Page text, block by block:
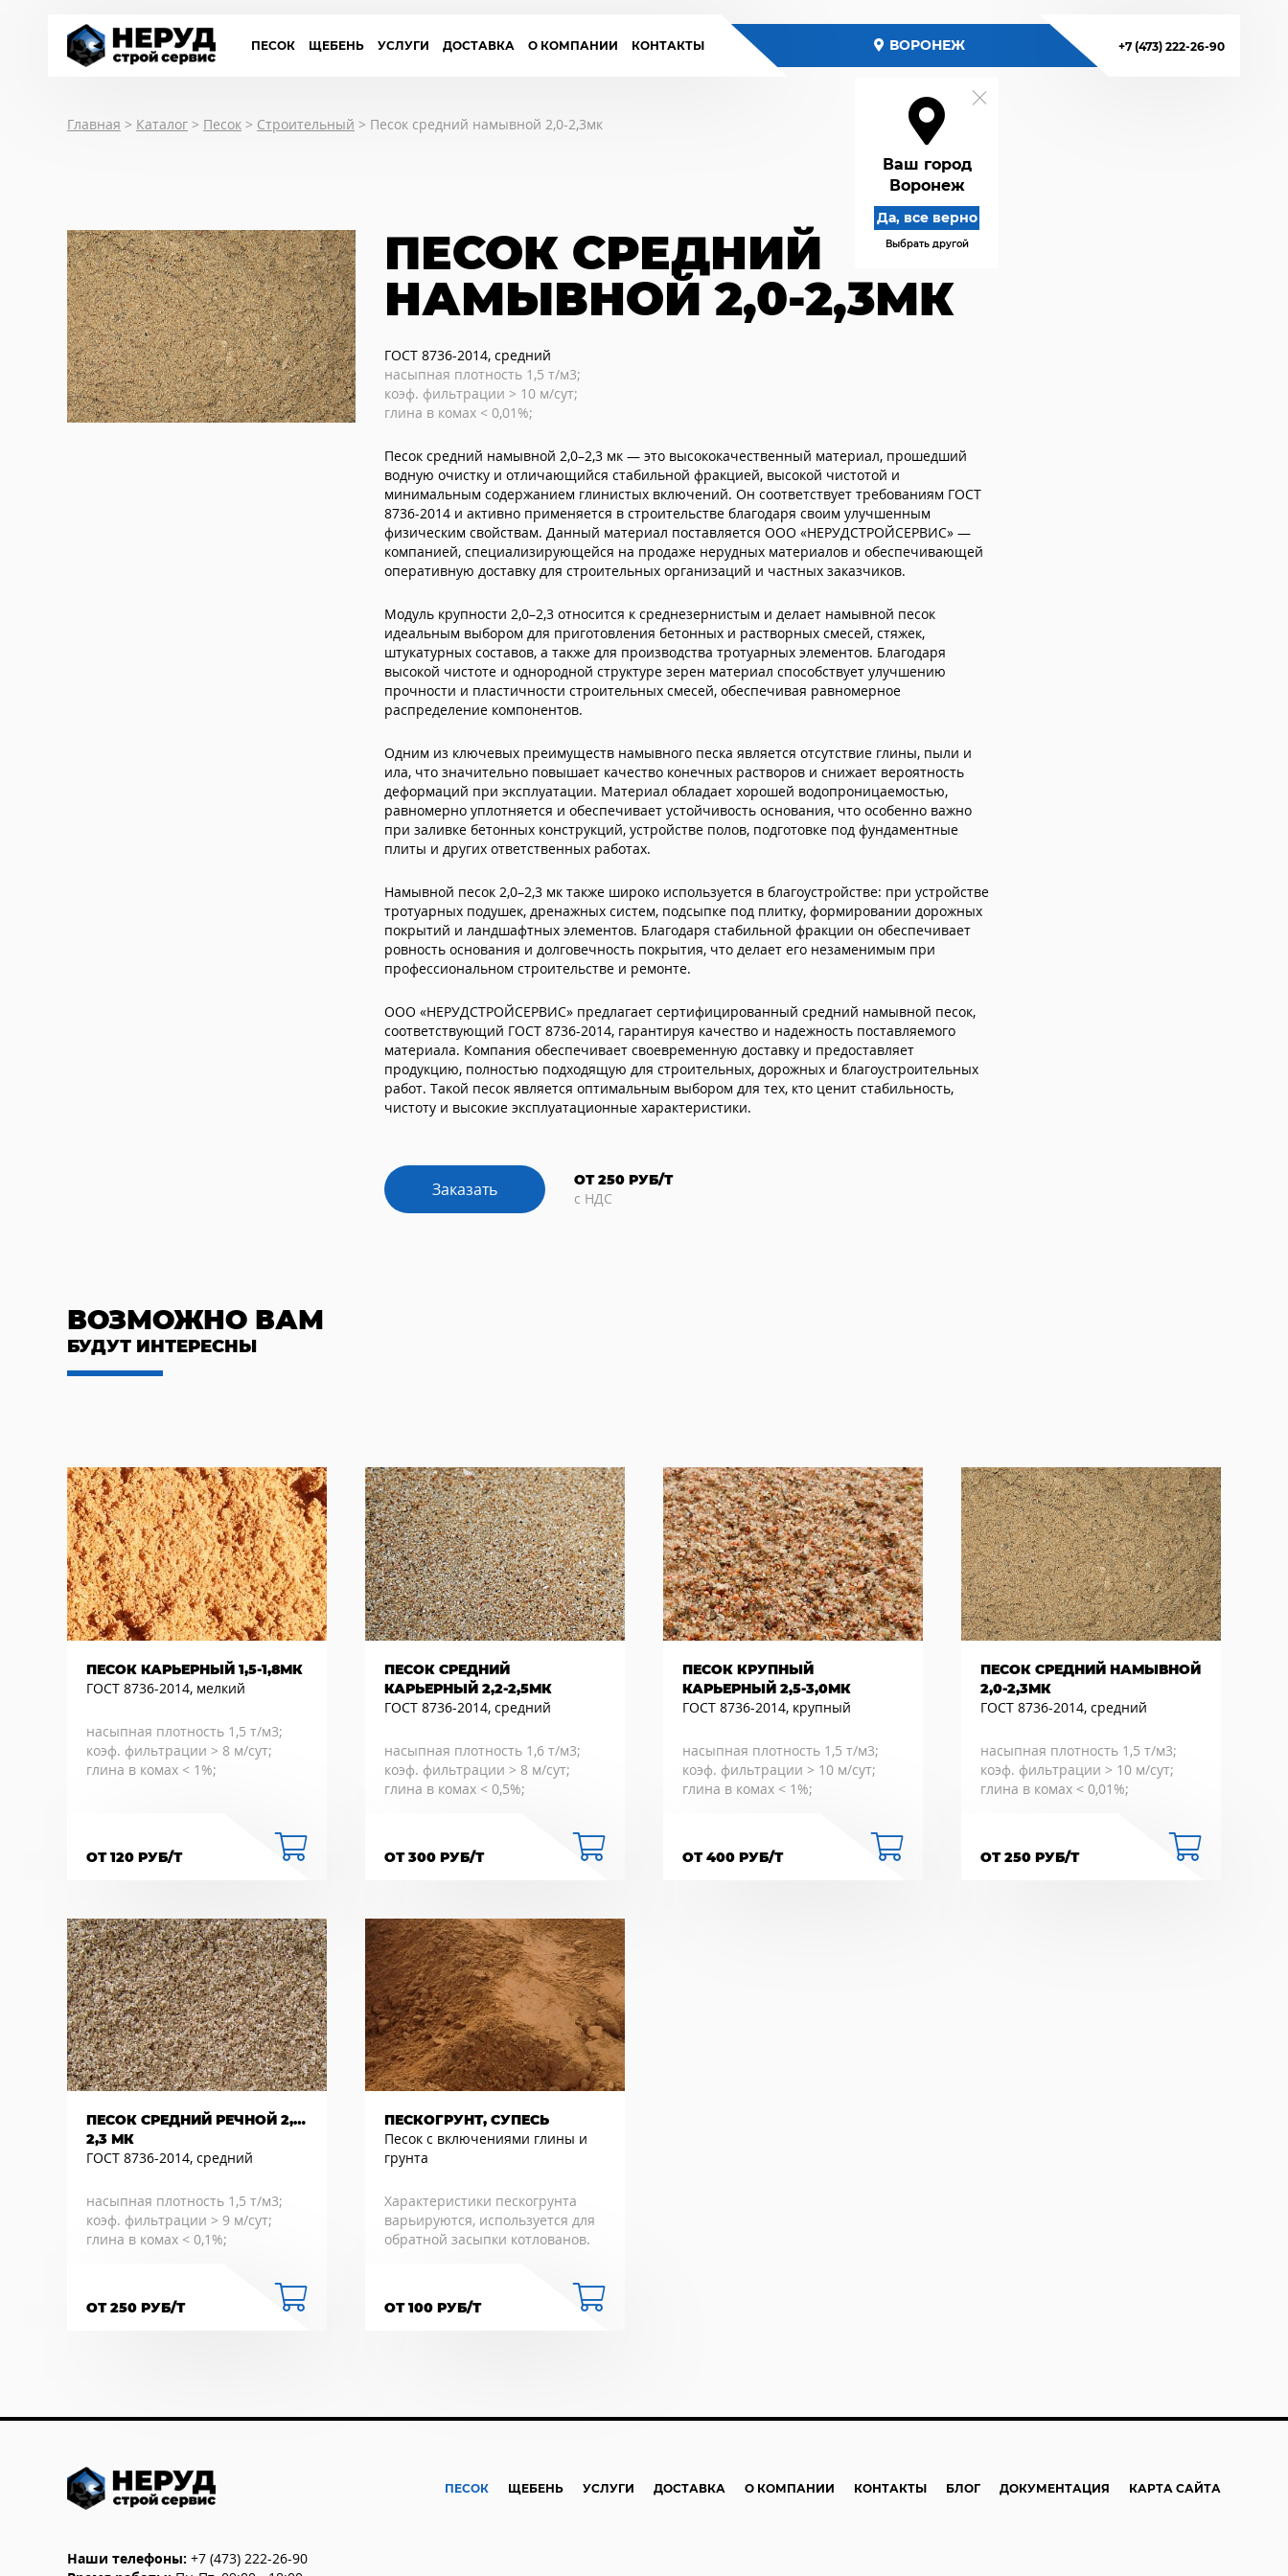
ПЕСОК ЩЕБЕНЬ УСЛУГИ ДОСТАВКА О КОМПАНИИ КОНТАКТЫ ВОРОНЕЖ
Ваш город
Воронеж
Да, все верно
Выбрать другой
+7 (473) 222-26-90
Главная > Каталог > Песок > Строительный > Песок средний намывной 2,0-2,3мк
ПЕСОК СРЕДНИЙ
НАМЫВНОЙ 2,0-2,3МК
ГОСТ 8736-2014, средний
насыпная плотность 1,5 т/м3;
коэф. фильтрации > 10 м/сут;
глина в комах < 0,01%;
Песок средний намывной 2,0–2,3 мк — это высококачественный материал, прошедший
водную очистку и отличающийся стабильной фракцией, высокой чистотой и
минимальным содержанием глинистых включений. Он соответствует требованиям ГОСТ
8736-2014 и активно применяется в строительстве благодаря своим улучшенным
физическим свойствам. Данный материал поставляется ООО «НЕРУДСТРОЙСЕРВИС» —
компанией, специализирующейся на продаже нерудных материалов и обеспечивающей
оперативную доставку для строительных организаций и частных заказчиков.
Модуль крупности 2,0–2,3 относится к среднезернистым и делает намывной песок
идеальным выбором для приготовления бетонных и растворных смесей, стяжек,
штукатурных составов, а также для производства тротуарных элементов. Благодаря
высокой чистоте и однородной структуре зерен материал способствует улучшению
прочности и пластичности строительных смесей, обеспечивая равномерное
распределение компонентов.
Одним из ключевых преимуществ намывного песка является отсутствие глины, пыли и
ила, что значительно повышает качество конечных растворов и снижает вероятность
деформаций при эксплуатации. Материал обладает хорошей водопроницаемостью,
равномерно уплотняется и обеспечивает устойчивость основания, что особенно важно
при заливке бетонных конструкций, устройстве полов, подготовке под фундаментные
плиты и других ответственных работах.
Намывной песок 2,0–2,3 мк также широко используется в благоустройстве: при устройстве
тротуарных подушек, дренажных систем, подсыпке под плитку, формировании дорожных
покрытий и ландшафтных элементов. Благодаря стабильной фракции он обеспечивает
ровность основания и долговечность покрытия, что делает его незаменимым при
профессиональном строительстве и ремонте.
ООО «НЕРУДСТРОЙСЕРВИС» предлагает сертифицированный средний намывной песок,
соответствующий ГОСТ 8736-2014, гарантируя качество и надежность поставляемого
материала. Компания обеспечивает своевременную доставку и предоставляет
продукцию, полностью подходящую для строительных, дорожных и благоустроительных
работ. Такой песок является оптимальным выбором для тех, кто ценит стабильность,
чистоту и высокие эксплуатационные характеристики.
Заказать ОТ 250 РУБ/Т
с НДС
ВОЗМОЖНО ВАМ
БУДУТ ИНТЕРЕСНЫ
ПЕСОК КАРЬЕРНЫЙ 1,5-1,8МК
ГОСТ 8736-2014, мелкий
насыпная плотность 1,5 т/м3;
коэф. фильтрации > 8 м/сут;
глина в комах < 1%;
ОТ 120 РУБ/Т
ПЕСОК СРЕДНИЙ
КАРЬЕРНЫЙ 2,2-2,5МК
ГОСТ 8736-2014, средний
насыпная плотность 1,6 т/м3;
коэф. фильтрации > 8 м/сут;
глина в комах < 0,5%;
ОТ 300 РУБ/Т
ПЕСОК КРУПНЫЙ
КАРЬЕРНЫЙ 2,5-3,0МК
ГОСТ 8736-2014, крупный
насыпная плотность 1,5 т/м3;
коэф. фильтрации > 10 м/сут;
глина в комах < 1%;
ОТ 400 РУБ/Т
ПЕСОК СРЕДНИЙ НАМЫВНОЙ
2,0-2,3МК
ГОСТ 8736-2014, средний
насыпная плотность 1,5 т/м3;
коэф. фильтрации > 10 м/сут;
глина в комах < 0,01%;
ОТ 250 РУБ/Т
ПЕСОК СРЕДНИЙ РЕЧНОЙ 2,0-
2,3 МК
ГОСТ 8736-2014, средний
насыпная плотность 1,5 т/м3;
коэф. фильтрации > 9 м/сут;
глина в комах < 0,1%;
ОТ 250 РУБ/Т
ПЕСКОГРУНТ, СУПЕСЬ
Песок с включениями глины и
грунта
Характеристики пескогрунта
варьируются, используется для
обратной засыпки котлованов.
ОТ 100 РУБ/Т
КАРТА САЙТА
ДОКУМЕНТАЦИЯ
БЛОГ
КОНТАКТЫ
О КОМПАНИИ
ДОСТАВКА
УСЛУГИ
ЩЕБЕНЬ
ПЕСОК
Наши телефоны: +7 (473) 222-26-90